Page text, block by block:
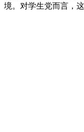
境。对学生党而言，